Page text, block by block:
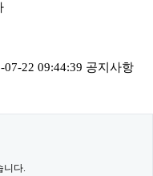
22 09:44:39 공지사항
니다.